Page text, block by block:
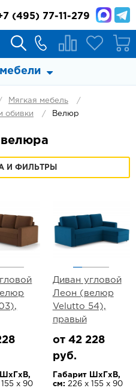
(495) 77-11-279
Мягкая мебель
обивки Велюр
И ФИЛЬТРЫ
ШхГхВ,
х 90
Диван угловой
Леон (велюр
Velutto 54),
правый
от 42 228
руб.
Габарит ШхГхВ,
см: 226 х 155 х 90